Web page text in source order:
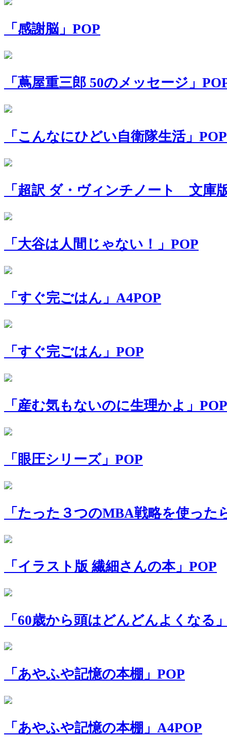
「感謝脳」POP
「蔦屋重三郎 50のメッセージ」
「こんなにひどい自衛隊生活」POP
「超訳 ダ・ヴィンチノート 文庫
「大谷は人間じゃない！」POP
「すぐ完ごはん」A4POP
「すぐ完ごはん」POP
「産む気もないのに生理かよ」POP
「眼圧シリーズ」POP
「たった３つのMBA戦略を使っ
「イラスト版 繊細さんの本」POP
「60歳から頭はどんどんよくなる
「あやふや記憶の本棚」POP
「あやふや記憶の本棚」A4POP